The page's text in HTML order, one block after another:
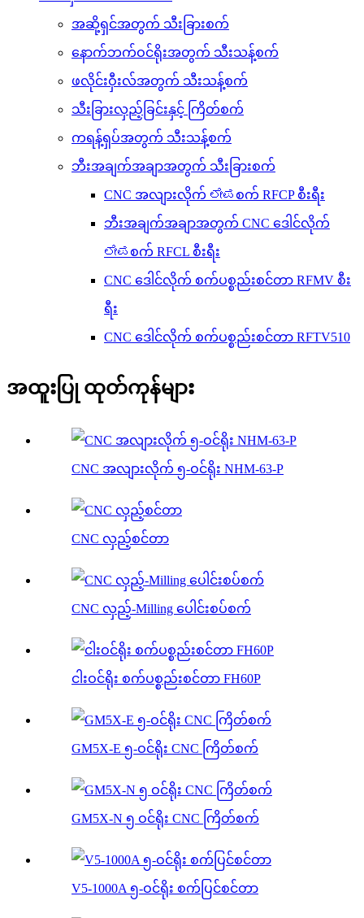
အဆို့ရှင်အတွက် သီးခြားစက်
နောက်ဘက်ဝင်ရိုးအတွက် သီးသန့်စက်
ဖလိုင်းဝှီးလ်အတွက် သီးသန့်စက်
သီးခြားလှည့်ခြင်းနှင့် ကြိတ်စက်
ကရန့်ရှပ်အတွက် သီးသန့်စက်
ဘီးအချက်အချာအတွက် သီးခြားစက်
CNC အလျားလိုက် ಲೇಪစက် RFCP စီးရီး
ဘီးအချက်အချာအတွက် CNC ဒေါင်လိုက်
ಲೇಪစက် RFCL စီးရီး
CNC ဒေါင်လိုက် စက်ပစ္စည်းစင်တာ RFMV စီး
ရီး
CNC ဒေါင်လိုက် စက်ပစ္စည်းစင်တာ RFTV510
အထူးပြု ထုတ်ကုန်များ
CNC အလျားလိုက် ၅-ဝင်ရိုး NHM-63-P
CNC လှည့်စင်တာ
CNC လှည့်-Milling ပေါင်းစပ်စက်
ငါးဝင်ရိုး စက်ပစ္စည်းစင်တာ FH60P
GM5X-E ၅-ဝင်ရိုး CNC ကြိတ်စက်
GM5X-N ၅ ဝင်ရိုး CNC ကြိတ်စက်
V5-1000A ၅-ဝင်ရိုး စက်ပြင်စင်တာ